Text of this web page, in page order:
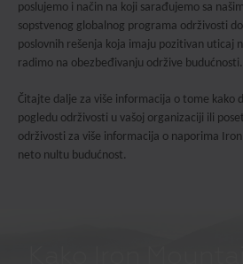
poslujemo i način na koji sarađujemo sa
sopstvenog globalnog programa održivosti
poslovnih rešenja koja imaju pozitivan uticaj
radimo na obezbeđivanju održive budućnosti.
Čitajte dalje za više informacija o tome kako
pogledu održivosti u vašoj organizaciji ili
održivosti za više informacija o naporima
neto nultu budućnost.